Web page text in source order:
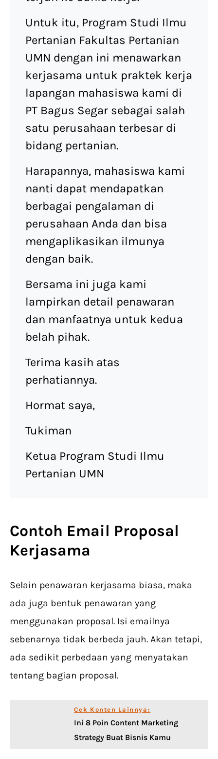
Untuk itu, Program Studi Ilmu
Pertanian Fakultas Pertanian
UMN dengan ini menawarkan
kerjasama untuk praktek kerja
lapangan mahasiswa kami di
PT Bagus Segar sebagai salah
satu perusahaan terbesar di
bidang pertanian.
Harapannya, mahasiswa kami
nanti dapat mendapatkan
berbagai pengalaman di
perusahaan Anda dan bisa
mengaplikasikan ilmunya
dengan baik.
Bersama ini juga kami
lampirkan detail penawaran
dan manfaatnya untuk kedua
belah pihak.
Terima kasih atas
perhatiannya.
Hormat saya,
Tukiman
Ketua Program Studi Ilmu
Pertanian UMN
Contoh Email Proposal
Kerjasama
Selain penawaran kerjasama biasa, maka
ada juga bentuk penawaran yang
menggunakan proposal. Isi emailnya
sebenarnya tidak berbeda jauh. Akan tetapi,
ada sedikit perbedaan yang menyatakan
tentang bagian proposal.
Cek Konten Lainnya:
Ini 8 Poin Content Marketing
Strategy Buat Bisnis Kamu